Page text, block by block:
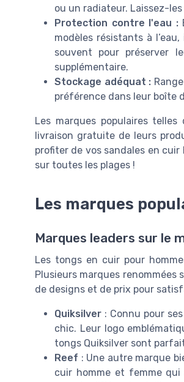
ou un radiateur. Laissez-
Protection contre l'eau :
modèles résistants à
souvent pour préserver
supplémentaire.
Stockage adéquat :
préférence dans leur boîte
Les marques populaires
livraison gratuite de leurs
profiter de vos sandales en
sur toutes les plages !
Les marques
Marques leaders sur le
Les tongs en cuir pour
Plusieurs marques renommées
de designs et de prix pour
Quiksilver : Connu pour
chic. Leur logo
tongs Quiksilver sont
Reef : Une autre marque
cuir homme et femme